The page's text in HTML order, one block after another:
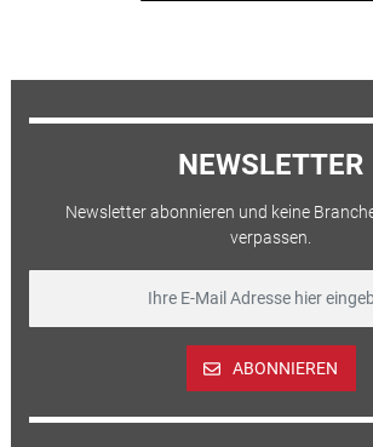
NEWSLETTER
Newsletter abonnieren und keine
verpassen.
ABONNIEREN